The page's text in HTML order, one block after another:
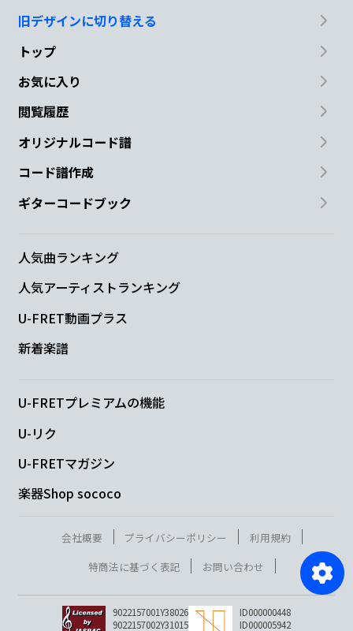
旧デザインに切り替える
トップ
お気に入り
閲覧履歴
オリジナルコード譜
コード譜作成
ギターコードブック
人気曲ランキング
人気アーティストランキング
U-FRET動画プラス
新着楽譜
U-FRETプレミアムの機能
U-リク
U-FRETマガジン
楽器Shop sococo
会社概要 プライバシーポリシー
利用規約
特商法に基づく表記
お問い合わせ
9022157001Y38026
9022157002Y31015
ID000000448
ID000005942